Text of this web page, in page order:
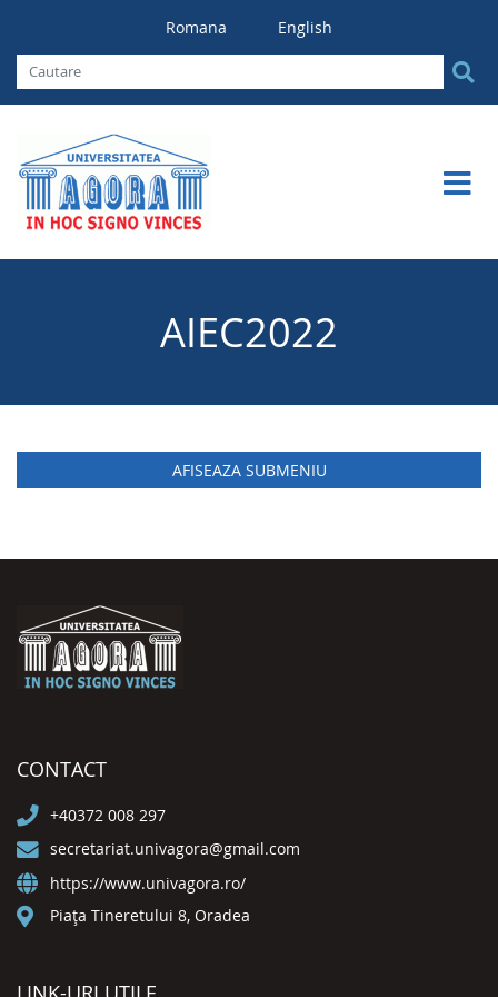
Romana English
AIEC2022
AFISEAZA SUBMENIU
CONTACT
+40372 008 297
secretariat.univagora@gmail.com
https://www.univagora.ro/
Piața Tineretului 8, Oradea